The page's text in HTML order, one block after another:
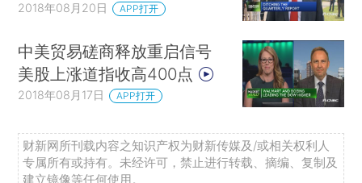
2018年08月20日 APP打开
中美贸易磋商释放重启信号
美股上涨道指收高400点
2018年08月17日 APP打开
财新网所刊载内容之知识产权为财新传媒及/或相关权利人
专属所有或持有。未经许可，禁止进行转载、摘编、复制及
建立镜像等任何使用。